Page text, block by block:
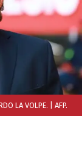
LA VOLPE. | AFP.